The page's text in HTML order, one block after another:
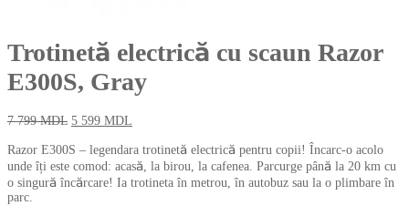
Trotinetă electrică cu scaun Razor
E300S, Gray
7 799MDL 5 599 MDL
Razor E300S – legendara trotinetă electrică pentru copii! Încarc-o acolo
unde îți este comod: acasă, la birou, la cafenea. Parcurge până la 20 km cu
o singură încărcare! Ia trotineta în metrou, în autobuz sau la o plimbare în
parc.